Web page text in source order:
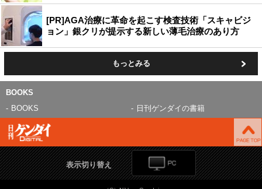
[PR]AGA治療に革命を起こす検査技術「スキャビジ
ョン」銀クリが提示する新しい薄毛治療のあり方
もっとみる
BOOKS
BOOKS
日刊ゲンダイの書籍
表示切り替え